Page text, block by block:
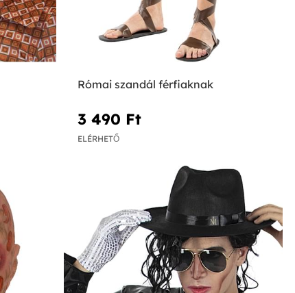
Római szandál férfiaknak
3 490 Ft‎
ELÉRHETŐ